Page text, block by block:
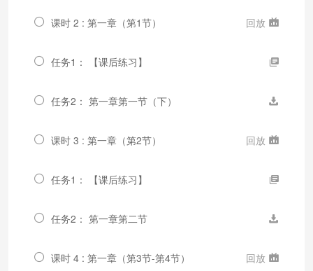
课时 2 : 第一章（第1节） 回放
任务1： 【课后练习】
任务2： 第一章第一节（下）
课时 3 : 第一章（第2节） 回放
任务1： 【课后练习】
任务2： 第一章第二节
课时 4 : 第一章（第3节-第4节） 回放